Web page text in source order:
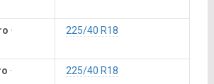
·
225/40 R18
·
225/40 R18